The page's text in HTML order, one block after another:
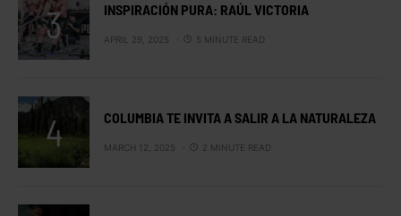
INSPIRACIÓN PURA: RAÚL VICTORIA
APRIL 29, 2025 5 MINUTE READ
COLUMBIA TE INVITA A SALIR A LA NATURALEZA
MARCH 12, 2025 2 MINUTE READ